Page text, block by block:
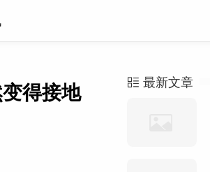
得接地
最新文章